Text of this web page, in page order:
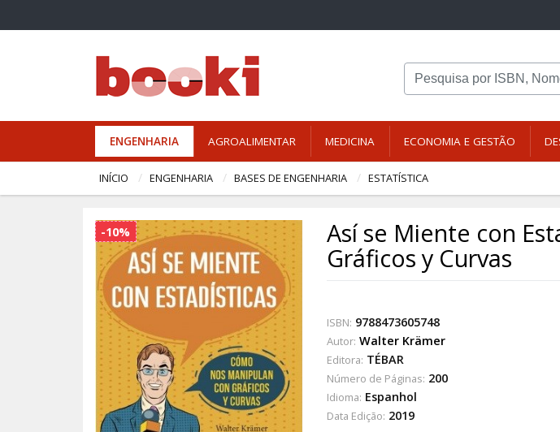
ENGENHARIA AGROALIMENTAR MEDICINA ECONOMIA E GESTÃO
INÍCIO ENGENHARIA BASES DE ENGENHARIA ESTATÍSTICA
-10% Así se Miente con
Gráficos y Curvas
ISBN: 9788473605748
Autor: Walter Krämer
Editora: TÉBAR
Número de Páginas: 200
Idioma: Espanhol
Data Edição: 2019